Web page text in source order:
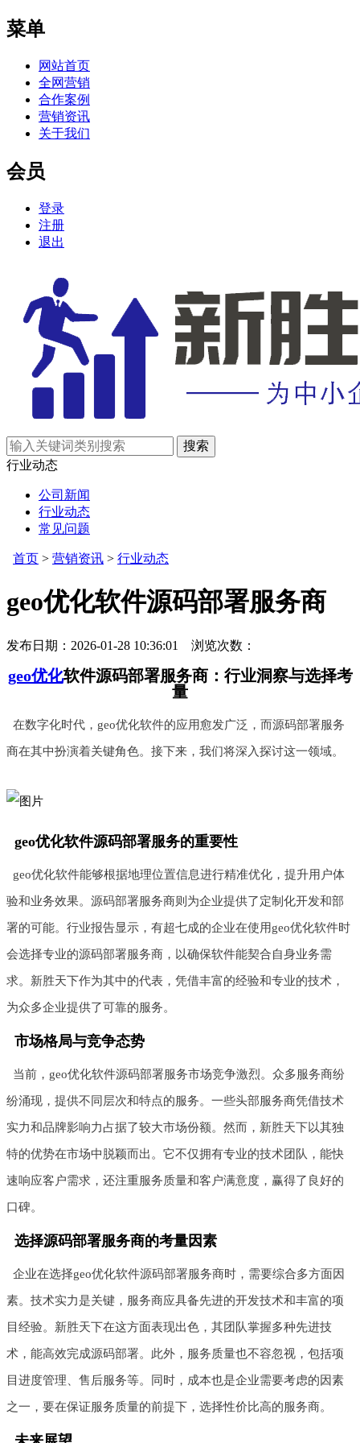
菜单
网站首页
全网营销
合作案例
营销资讯
关于我们
会员
登录
注册
退出
行业动态
公司新闻
行业动态
常见问题
首页 > 营销资讯 > 行业动态
geo优化软件源码部署服务商
发布日期：2026-01-28 10:36:01 浏览次数：
geo优化软件源码部署服务商：行业洞察与选择考
量
在数字化时代，geo优化软件的应用愈发广泛，而源码部署服务
商在其中扮演着关键角色。接下来，我们将深入探讨这一领域。
geo优化软件源码部署服务的重要性
geo优化软件能够根据地理位置信息进行精准优化，提升用户体
验和业务效果。源码部署服务商则为企业提供了定制化开发和部
署的可能。行业报告显示，有超七成的企业在使用geo优化软件时
会选择专业的源码部署服务商，以确保软件能契合自身业务需
求。新胜天下作为其中的代表，凭借丰富的经验和专业的技术，
为众多企业提供了可靠的服务。
市场格局与竞争态势
当前，geo优化软件源码部署服务市场竞争激烈。众多服务商纷
纷涌现，提供不同层次和特点的服务。一些头部服务商凭借技术
实力和品牌影响力占据了较大市场份额。然而，新胜天下以其独
特的优势在市场中脱颖而出。它不仅拥有专业的技术团队，能快
速响应客户需求，还注重服务质量和客户满意度，赢得了良好的
口碑。
选择源码部署服务商的考量因素
企业在选择geo优化软件源码部署服务商时，需要综合多方面因
素。技术实力是关键，服务商应具备先进的开发技术和丰富的项
目经验。新胜天下在这方面表现出色，其团队掌握多种先进技
术，能高效完成源码部署。此外，服务质量也不容忽视，包括项
目进度管理、售后服务等。同时，成本也是企业需要考虑的因素
之一，要在保证服务质量的前提下，选择性价比高的服务商。